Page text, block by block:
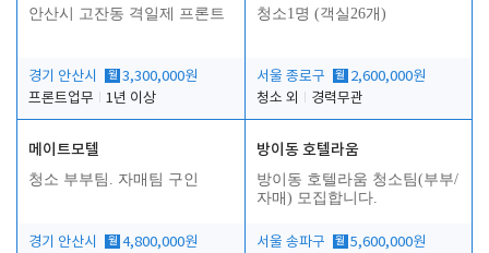
안산시 고잔동 격일제 프론트
경기 안산시 월 3,300,000원
프론트업무
1년 이상
청소1명 (객실26개)
서울 종로구 월 2,600,000원
청소 외
경력무관
메이트모텔
청소 부부팀. 자매팀 구인
경기 안산시 월 4,800,000원
방이동 호텔라움
방이동 호텔라움 청소팀(부부/
자매) 모집합니다.
서울 송파구 월 5,600,000원